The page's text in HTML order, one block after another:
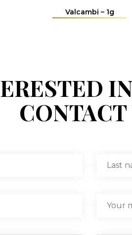
Valcambi – 1g
CONTACT